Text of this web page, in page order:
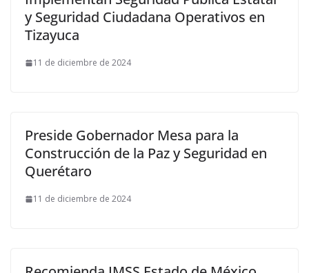
y Seguridad Ciudadana Operativos en
Tizayuca
11 de diciembre de 2024
Preside Gobernador Mesa para la
Construcción de la Paz y Seguridad en
Querétaro
11 de diciembre de 2024